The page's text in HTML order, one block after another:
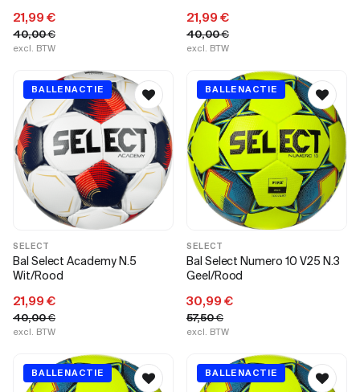
21,99 €
40,00€
excl. BTW
21,99 €
40,00€
excl. BTW
BALLENACTIE
SELECT
Bal Select Academy N.5
Wit/Rood
21,99 €
40,00€
excl. BTW
BALLENACTIE
SELECT
Bal Select Numero 10 V25 N.3
Geel/Rood
30,99 €
57,50€
excl. BTW
BALLENACTIE BALLENACTIE